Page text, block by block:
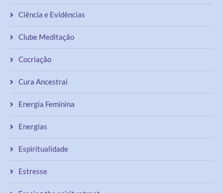
Ciência e Evidências
Clube Meditação
Cocriação
Cura Ancestral
Energia Feminina
Energias
Espiritualidade
Estresse